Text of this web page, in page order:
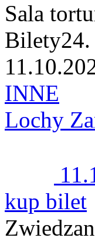
Sala
Bilety24.
INNE
Lochy
kup bilet